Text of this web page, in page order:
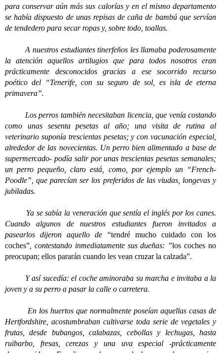
para conservar aún más sus calorías y en el mismo departamento
se había dispuesto de unas repisas de caña de bambú que servían
de tendedero para secar ropas y, sobre todo, toallas.
A nuestros estudiantes tinerfeños les llamaba poderosamente
la atención aquellos artilugios que para todos nosotros eran
prácticamente desconocidos gracias a ese socorrido recurso
poético del “Tenerife, con su seguro de sol, es isla de eterna
primavera”.
Los perros también necesitaban licencia, que venía costando
como unas sesenta pesetas al año; una visita de rutina al
veterinario suponía trescientas pesetas; y con vacunación especial,
alrededor de las novecientas. Un perro bien alimentado a base de
supermercado- podía salir por unas trescientas pesetas semanales;
un perro pequeño, claro está, como, por ejemplo un “French-
Poodle”, que parecían ser los preferidos de las viudas, longevas y
jubiladas.
Ya se sabía la veneración que sentía el inglés por los canes.
Cuando algunos de nuestros estudiantes fueron invitados a
pasearlos dijeron aquello de “tendré mucho cuidado con los
coches” , contestando inmediatamente sus dueñas: ”los coches no
preocupan; ellos pararán cuando les vean cruzar la calzada”.
Y así sucedía: el coche aminoraba su marcha e invitaba a la
joven y a su perro a pasar la calle o carretera.
En los huertos que normalmente poseían aquellas casas de
Hertfordshire, acostumbraban cultivarse toda serie de vegetales y
frutas, desde bubangos, calabazas, cebollas y lechugas, hasta
ruibarbo, fresas, cerezas y una uva especial -prácticamente